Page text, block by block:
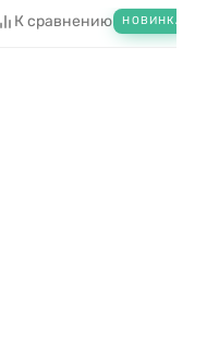
К сравнению НОВИНКА